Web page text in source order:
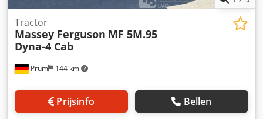
Prüm 144 km
Tractor
Massey Ferguson MF 5M.95
Dyna-4 Cab
Prijsinfo Bellen